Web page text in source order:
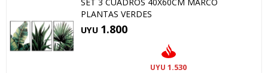
PLANTAS VERDES
UYU 1.800
UYU 1.530